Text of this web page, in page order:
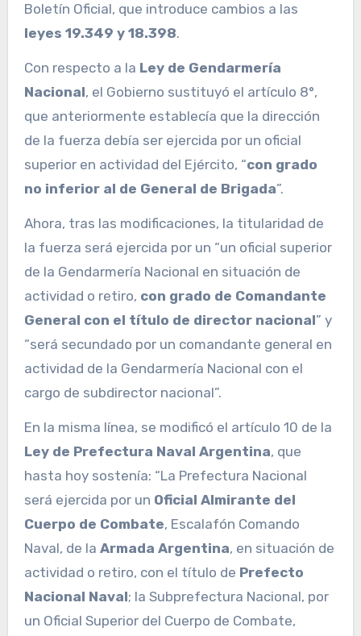
Boletín Oficial, que introduce cambios a las
leyes 19.349 y 18.398.
Con respecto a la Ley de Gendarmería
Nacional, el Gobierno sustituyó el artículo 8°,
que anteriormente establecía que la dirección
de la fuerza debía ser ejercida por un oficial
superior en actividad del Ejército, “con grado
no inferior al de General de Brigada”.
Ahora, tras las modificaciones, la titularidad de
la fuerza será ejercida por un “un oficial superior
de la Gendarmería Nacional en situación de
actividad o retiro, con grado de Comandante
General con el título de director nacional” y
“será secundado por un comandante general en
actividad de la Gendarmería Nacional con el
cargo de subdirector nacional”.
En la misma línea, se modificó el artículo 10 de la
Ley de Prefectura Naval Argentina, que
hasta hoy sostenía: “La Prefectura Nacional
será ejercida por un Oficial Almirante del
Cuerpo de Combate, Escalafón Comando
Naval, de la Armada Argentina, en situación de
actividad o retiro, con el título de Prefecto
Nacional Naval; la Subprefectura Nacional, por
un Oficial Superior del Cuerpo de Combate,